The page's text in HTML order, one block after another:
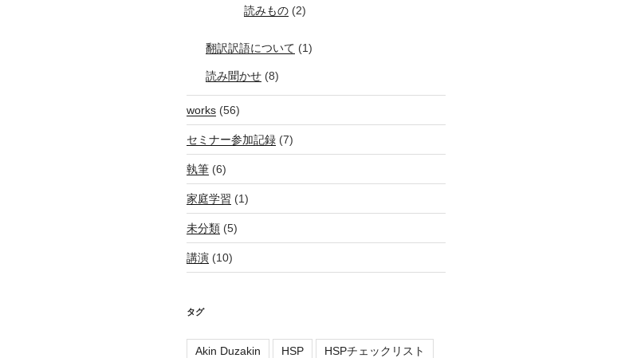
読みもの(2)
翻訳訳語について (1)
読み聞かせ(8)
works(56)
セミナー参加記録(7)
執筆(6)
家庭学習 (1)
未分類(5)
講演(10)
タグ
Akin Duzakin HSP HSPチェックリスト